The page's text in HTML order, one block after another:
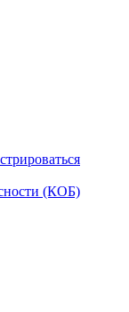
(КОБ)